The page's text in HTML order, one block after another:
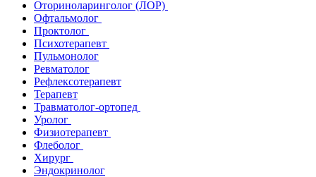
Оториноларинголог (ЛОР)
Офтальмолог
Проктолог
Психотерапевт
Пульмонолог
Ревматолог
Рефлексотерапевт
Терапевт
Травматолог-ортопед
Уролог
Физиотерапевт
Флеболог
Хирург
Эндокринолог